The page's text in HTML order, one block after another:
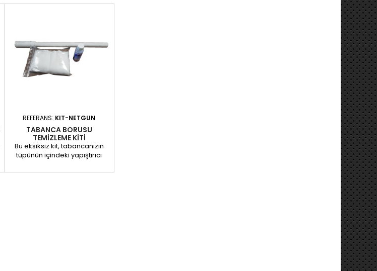
REFERANS: KIT-NETGUN
TABANCA BORUSU
TEMIZLEME KITI
Bu eksiksiz kit, tabancanızın
tüpünün içindeki yapıştırıcı
temizlemek için tasarlanmıştır